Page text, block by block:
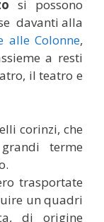
si possono
davanti alla
alle Colonne,
a resti
il teatro e
corinzi, che
terme
trasportate
un quadri
di origine